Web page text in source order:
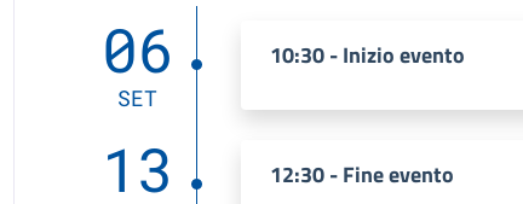
06
SET
10:30 - Inizio evento
13 12:30 - Fine evento